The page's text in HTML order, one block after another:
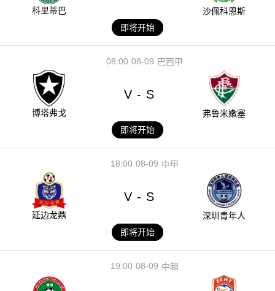
科里蒂巴
沙佩科恩斯
即将开始
08-09
08:00 巴西甲
博塔弗戈
V - S
弗鲁米嫩塞
即将开始
08-09
18:00 中甲
延边龙鼎
V - S
深圳青年人
即将开始
08-09
19:00 中超